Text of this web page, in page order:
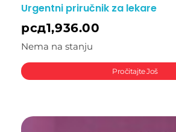
Urgentni priručnik za lekare
рсд1,936.00
Nema na stanju
Pročitajte Još